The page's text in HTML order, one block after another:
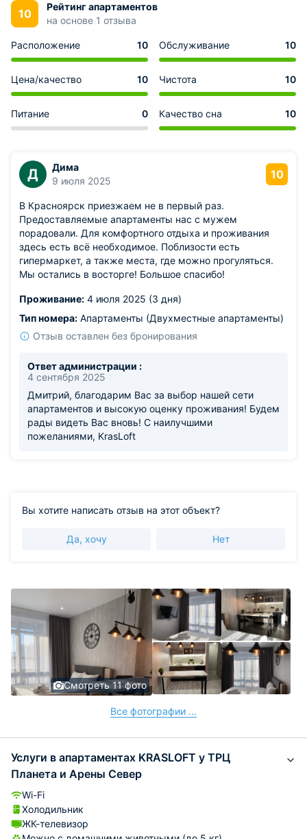
10
Рейтинг апартаментов
на основе 1 отзыва
Расположение 10 Обслуживание 10
Цена/качество 10 Чистота 10
Питание 0 Качество сна 10
Д
Дима
9 июля 2025
10
В Красноярск приезжаем не в первый раз.
Предоставляемые апартаменты нас с мужем
порадовали. Для комфортного отдыха и проживания
здесь есть всё необходимое. Поблизости есть
гипермаркет, а также места, где можно прогуляться.
Мы остались в восторге! Большое спасибо!
Проживание: 4 июля 2025 (3 дня)
Тип номера: Апартаменты (Двухместные апартаменты)
Отзыв оставлен без бронирования
Ответ администрации :
4 сентября 2025
Дмитрий, благодарим Вас за выбор нашей сети
апартаментов и высокую оценку проживания! Будем
рады видеть Вас вновь! С наилучшими
пожеланиями, KrasLoft
Вы хотите написать отзыв на этот объект?
Да, хочу Нет
Смотреть 11 фото
Все фотографии ...
Услуги в апартаментах KRASLOFT у ТРЦ
Планета и Арены Север
Wi-Fi
Холодильник
ЖК-телевизор